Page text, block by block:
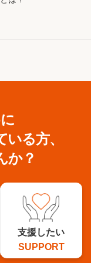
いる方、
か？
支援したい
SUPPORT